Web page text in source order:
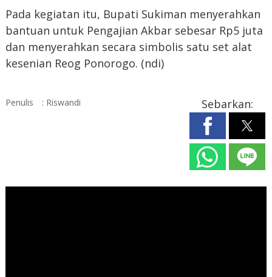
Pada kegiatan itu, Bupati Sukiman menyerahkan
bantuan untuk Pengajian Akbar sebesar Rp5 juta
dan menyerahkan secara simbolis satu set alat
kesenian Reog Ponorogo. (ndi)
Penulis : Riswandi Sebarkan: